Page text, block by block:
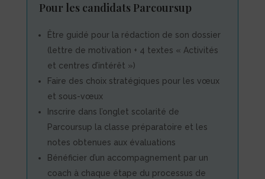
Pour les candidats Parcoursup
Être guidé pour la rédaction de son dossier
(lettre de motivation + 4 textes « Activités
et centres d’intérêt »)
Faire des choix stratégiques pour les vœux
et sous-vœux
Inscrire dans l’onglet scolarité de
Parcoursup la classe préparatoire et les
notes obtenues aux évaluations
Bénéficier d’un accompagnement par un
coach à chaque étape du processus de